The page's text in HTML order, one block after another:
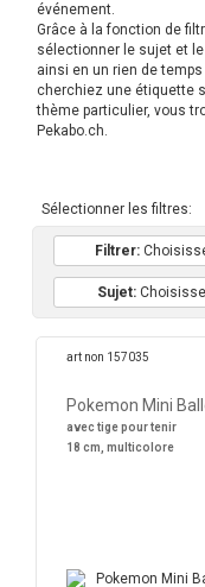
événement.
Grâce à la fonction de
sélectionner le sujet et
ainsi en un rien de
cherchiez une étiquette
thème particulier, vous
Pekabo.ch.
Sélectionner les filtres:
Filtrer:
Sujet:
art non 157035
Pokemon Mini
avec tige pour tenir
18 cm, multicolore